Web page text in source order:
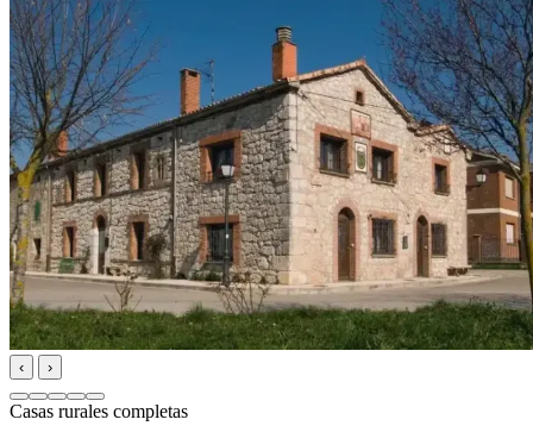
‹ ›
Casas rurales completas